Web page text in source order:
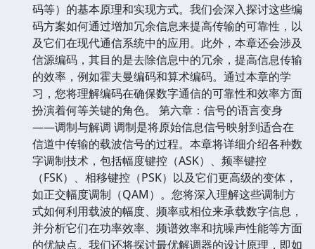
码等）的基本原理和实现方式。我们会深入探讨这些编
码方案如何通过增加冗余信息来提高传输的可靠性，以
及它们在现代通信系统中的应用。此外，本章还会涉及
信源编码，其目的是去除信息中的冗余，提高信息传输
的效率，例如霍夫曼编码和算术编码。通过本章的学
习，您将理解编码在确保数字通信的可靠性和效率方面
扮演着何等关键的角色。 第六章：信号的语言变身
——调制与解调 调制是将原始信息信号映射到适合在
信道中传输的载波信号的过程。本章将详细介绍各种数
字调制技术，包括幅度键控（ASK）、频率键控
（FSK）、相移键控（PSK）以及它们更高级的变体，
如正交幅度调制（QAM）。您将深入理解这些调制方
式如何利用载波的幅度、频率或相位来承载数字信息，
并分析它们在功率效率、频谱效率和抗噪声性能等方面
的优缺点。我们还将探讨最优解调器的设计原理，即如